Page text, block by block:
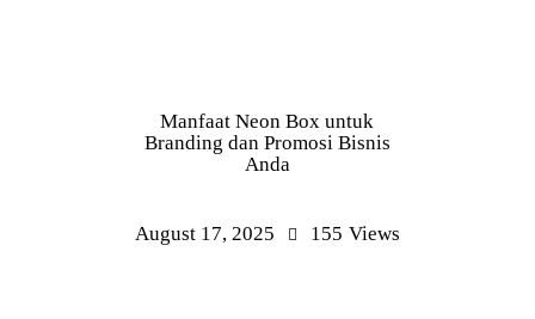
Manfaat Neon Box untuk
Branding dan Promosi Bisnis
Anda
August 17, 2025 155 Views